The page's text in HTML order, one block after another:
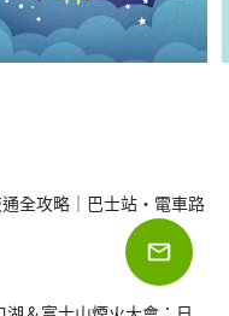
全攻略｜巴士站・電車路